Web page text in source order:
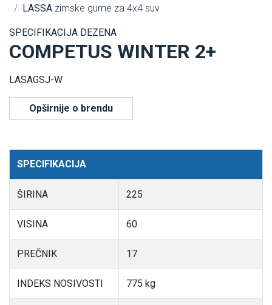
LASSA zimske gume za 4x4 suv
SPECIFIKACIJA DEZENA
COMPETUS WINTER 2+
LASAGSJ-W
Opširnije o brendu
SPECIFIKACIJA
ŠIRINA 225
VISINA 60
PREČNIK 17
INDEKS NOSIVOSTI 775 kg